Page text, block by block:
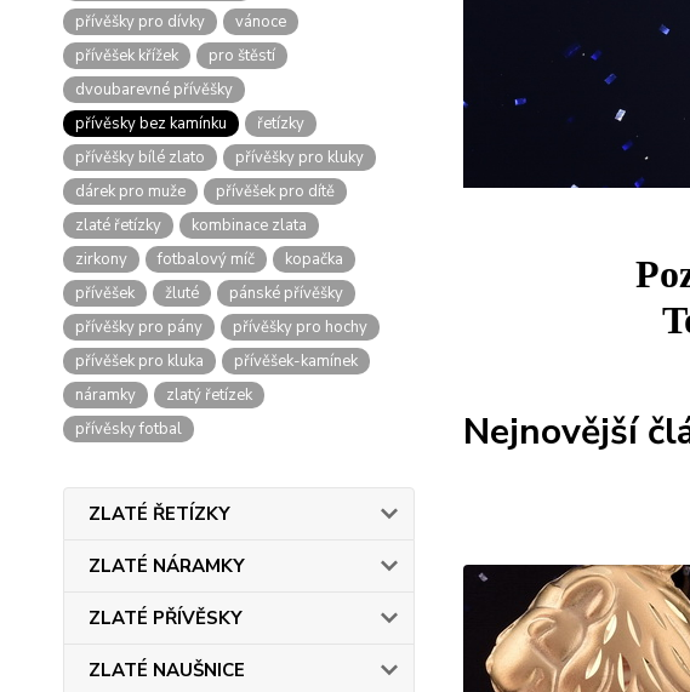
přívěšky pro dívky
vánoce
přívěšek křížek
pro štěstí
dvoubarevné přívěšky
přívěsky bez kamínku
řetízky
přívěšky bílé zlato
přívěšky pro kluky
dárek pro muže
přívěšek pro dítě
zlaté řetízky
kombinace zlata
zirkony
fotbalový míč
kopačka
přívěšek
žluté
pánské přívěšky
přívěšky pro pány
přívěšky pro hochy
přívěšek pro kluka
přívěšek-kamínek
náramky
zlatý řetízek
přívěsky fotbal
ZLATÉ ŘETÍZKY
ZLATÉ NÁRAMKY
ZLATÉ PŘÍVĚSKY
ZLATÉ NAUŠNICE
Nejnovější